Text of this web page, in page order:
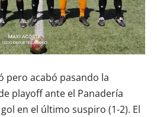
pero acabó pasando la
playoff ante el Panadería
en el último suspiro (1-2). El